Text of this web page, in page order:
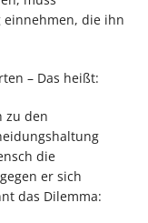
einnehmen, die ihn
– Das heißt:
zu den
die
er sich
das Dilemma: